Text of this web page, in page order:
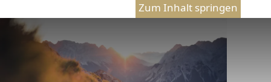
Zum Inhalt springen